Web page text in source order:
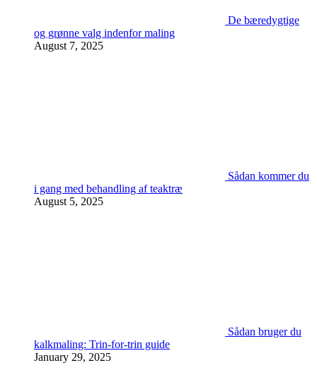
De bæredygtige
og grønne valg indenfor maling
August 7, 2025
Sådan kommer du
i gang med behandling af teaktræ
August 5, 2025
Sådan bruger du
kalkmaling: Trin-for-trin guide
January 29, 2025